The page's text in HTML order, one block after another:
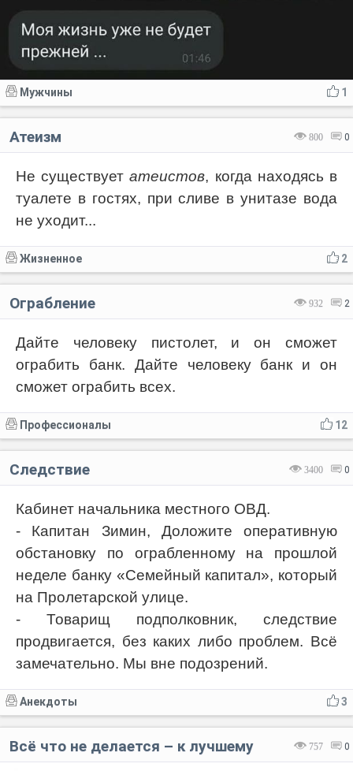
1
Мужчины
800 0
Атеизм
Не существуетатеистов, когда находясь в
туалете в гостях, при сливе в унитазе вода
не уходит...
2
Жизненное
932 2
Ограбление
Дайте человеку пистолет, и он сможет
ограбить банк. Дайте человеку банк и он
сможет ограбить всех.
12
Профессионалы
3400 0
Следствие
Кабинет начальника местного ОВД.
- Капитан Зимин, Доложите оперативную
обстановку по ограбленному на прошлой
неделе банку «Семейный капитал», который
на Пролетарской улице.
- Товарищ подполковник, следствие
продвигается, без каких либо проблем. Всё
замечательно. Мы вне подозрений.
3
Анекдоты
757 0
Всё что не делается – к лучшему